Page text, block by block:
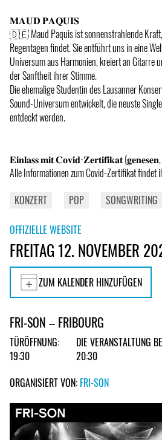
𝐌𝐀𝐔𝐃 𝐏𝐀𝐐𝐔𝐈𝐒
🇩🇪 Maud Paquis ist sonnenstrahlende
Regentagen findet. Sie entführt uns in eine
Universum aus Harmonien, kreiert an Gitarre
der Sanftheit ihrer Stimme.
Die ehemalige Studentin des Lausanner
Sound-Universum entwickelt, die neuste
entdeckt werden.
𝐄𝐢𝐧𝐥𝐚𝐬𝐬 𝐦𝐢𝐭 𝐂𝐨𝐯𝐢𝐝-𝐙𝐞𝐫𝐭𝐢𝐟𝐢𝐤𝐚𝐭 (𝐠𝐞𝐧𝐞𝐬𝐞𝐧,
Alle Informationen zum Covid-Zertifikat findet
KONZERT
POP SONGWRITING
OFFIZIELLE WEBSITE
FREITAG 12. NOVEMBER
ZUM KALENDER HINZUFÜGEN
FRI-SON – FRIBOURG
TÜRÖFFNUNG:
19:30
DIE VERANSTALTUNG
20:30
ORGANISIERT VON: FRI-SON